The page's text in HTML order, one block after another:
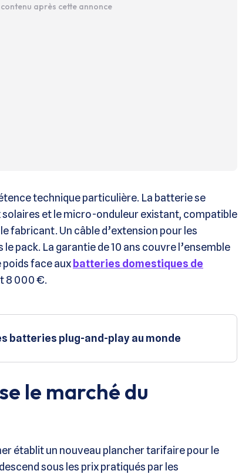
après cette annonce
technique particulière. La batterie se
et le micro-onduleur existant, compatible
fabricant. Un câble d’extension pour les
pack. La garantie de 10 ans couvre l’ensemble
face aux batteries domestiques de
8 000 €.
batteries plug-and-play au monde
le marché du
établit un nouveau plancher tarifaire pour le
sous les prix pratiqués par les